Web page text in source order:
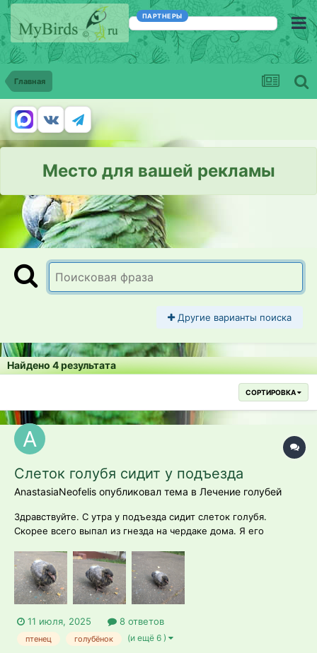
ПАРТНЕРЫ
Главная
Место для вашей рекламы
Другие варианты поиска
Найдено 4 результата
СОРТИРОВКА
Слеток голубя сидит у подъезда
AnastasiaNeofelis опубликовал тема в Лечение голубей
Здравствуйте. С утра у подъезда сидит слеток голубя.
Скорее всего выпал из гнезда на чердаке дома. Я его
переставляла, запищал и замахал крыльями. Он там сидит
весь день с 8.00 утра. Сидит на месте, может пару метров
пройти, на звуки реагирует и актив...
11 июля, 2025 8 ответов
птенец голубёнок (и ещё 6 )